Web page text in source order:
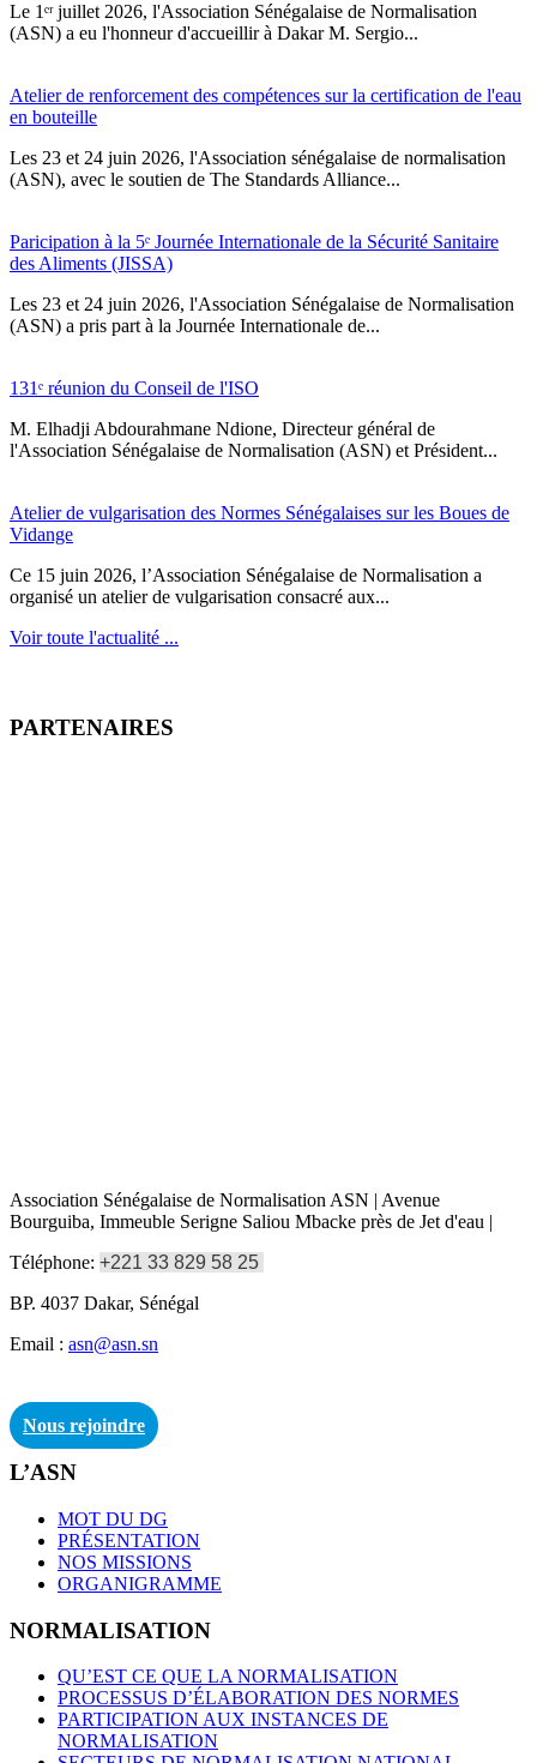
Le 1ᵉʳ juillet 2026, l'Association Sénégalaise de Normalisation
(ASN) a eu l'honneur d'accueillir à Dakar M. Sergio...
Atelier de renforcement des compétences sur la certification de l'eau
en bouteille
Les 23 et 24 juin 2026, l'Association sénégalaise de normalisation
(ASN), avec le soutien de The Standards Alliance...
Paricipation à la 5ᵉ Journée Internationale de la Sécurité Sanitaire
des Aliments (JISSA)
‎Les 23 et 24 juin 2026, l'Association Sénégalaise de Normalisation
(ASN) a pris part à la Journée Internationale de...
131ᵉ réunion du Conseil de l'ISO
M. Elhadji Abdourahmane Ndione, Directeur général de
l'Association Sénégalaise de Normalisation (ASN) et Président...
Atelier de vulgarisation des Normes Sénégalaises sur les Boues de
Vidange
Ce 15 juin 2026, l’Association Sénégalaise de Normalisation a
organisé un atelier de vulgarisation consacré aux...
Voir toute l'actualité ...
PARTENAIRES
Association Sénégalaise de Normalisation ASN | Avenue
Bourguiba, Immeuble Serigne Saliou Mbacke près de Jet d'eau |
Téléphone: +221 33 829 58 25
BP. 4037 Dakar, Sénégal
Email : asn@asn.sn
Nous rejoindre
L’ASN
MOT DU DG
PRÉSENTATION
NOS MISSIONS
ORGANIGRAMME
NORMALISATION
QU’EST CE QUE LA NORMALISATION
PROCESSUS D’ÉLABORATION DES NORMES
PARTICIPATION AUX INSTANCES DE
NORMALISATION